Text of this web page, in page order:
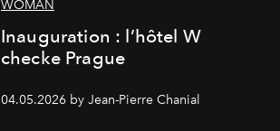
WOMAN
Inauguration : l’hôtel W
checke Prague
04.05.2026 by Jean-Pierre Chanial